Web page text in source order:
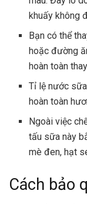
khuấy không
Bạn có thể
hoặc đường
hoàn toàn
Tỉ lệ nước
hoàn toàn
Ngoài việc
tấu sữa này
mè đen, hạt
Cách bảo